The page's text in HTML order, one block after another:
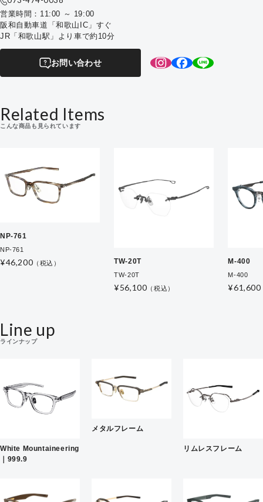
営業時間：11:00 ～ 19:00
阪和自動車道「和歌山IC」すぐ
JR「和歌山駅」より車で約10分
お問い合わせ
Related Items
こんな商品も見られています
NP-761
NP-761
¥46,200 （税込） TW-20T
TW-20T
¥56,100 （税込）
M-400
M-400
¥61,600
Line up
ラインナップ
White Mountaineering
｜999.9
メタルフレーム
リムレスフレーム